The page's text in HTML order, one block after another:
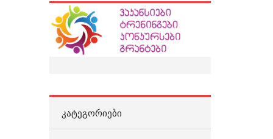
ᲙᲐᲢᲔᲒᲝᲠᲘᲔᲑᲘ